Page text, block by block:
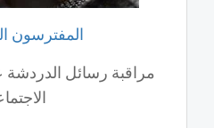
المفترسون
مراقبة رسائل